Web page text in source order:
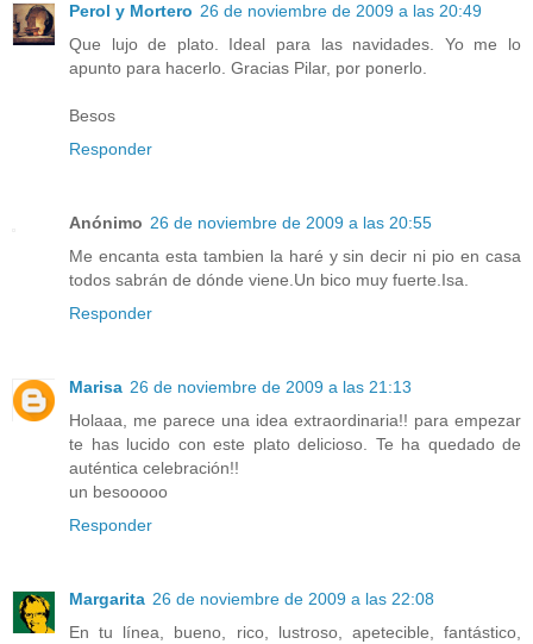
Perol y Mortero 26 de noviembre de 2009 a las 20:49
Que lujo de plato. Ideal para las navidades. Yo me lo
apunto para hacerlo. Gracias Pilar, por ponerlo.
Besos
Responder
Anónimo 26 de noviembre de 2009 a las 20:55
Me encanta esta tambien la haré y sin decir ni pio en casa
todos sabrán de dónde viene.Un bico muy fuerte.Isa.
Responder
Marisa 26 de noviembre de 2009 a las 21:13
Holaaa, me parece una idea extraordinaria!! para empezar
te has lucido con este plato delicioso. Te ha quedado de
auténtica celebración!!
un besooooo
Responder
Margarita 26 de noviembre de 2009 a las 22:08
En tu línea, bueno, rico, lustroso, apetecible, fantástico,